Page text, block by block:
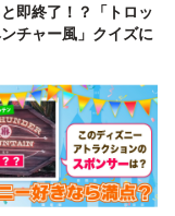
即終了！？「トロッ
チャー風」クイズに